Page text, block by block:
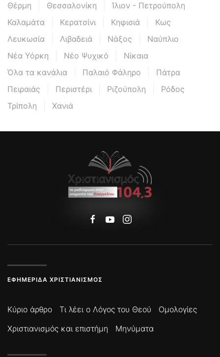
Θέρμη
Θεσσαλονίκη
Ίλιον - Πετρούπολη
Καλαμάτα
Κερατσίνι Κηφισιά
Κως
Λευκωσία
Λιβαδειά Νάξος
Ναύπλιο
Νέα Υόρκη
Νέο Ψυχικό
Νίκαια
Όλα τα κανάλια
Παλαιό Φάληρο
Πάτρα
Πειραιάς
Περιστέρι Ριζούπολη
Ρόδος
Τρίπολη
Χανιά
ΕΦΗΜΕΡΊΔΑ ΧΡΙΣΤΙΑΝΙΣΜΌΣ
Κύριο άρθρο Τι λέει ο Λόγος του Θεού
Ομολογίες
Χριστιανισμός και επιστήμη
Μηνύματα